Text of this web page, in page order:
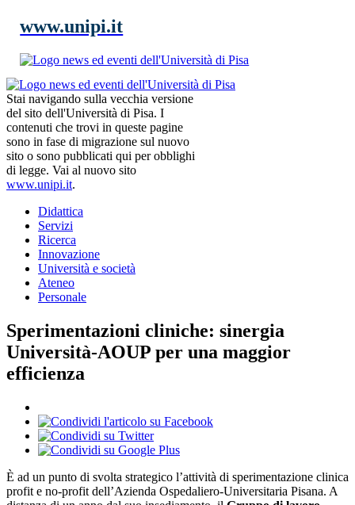
www.unipi.it
Stai navigando sulla vecchia versione
del sito dell'Università di Pisa. I
contenuti che trovi in queste pagine
sono in fase di migrazione sul nuovo
sito o sono pubblicati qui per obblighi
di legge. Vai al nuovo sito
www.unipi.it.
Didattica
Servizi
Ricerca
Innovazione
Università e società
Ateneo
Personale
Sperimentazioni cliniche: sinergia
Università-AOUP per una maggior
efficienza
È ad un punto di svolta strategico l’attività di sperimentazione clinica
profit e no-profit dell’Azienda Ospedaliero-Universitaria Pisana. A